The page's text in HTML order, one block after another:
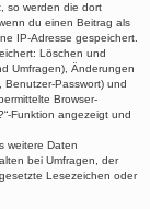
so werden die dort
du einen Beitrag als
IP-Adresse gespeichert.
Löschen und
Umfragen), Änderungen
Benutzer-Passwort) und
Browser-
Funktion angezeigt und
weitere Daten
bei Umfragen, der
Lesezeichen oder